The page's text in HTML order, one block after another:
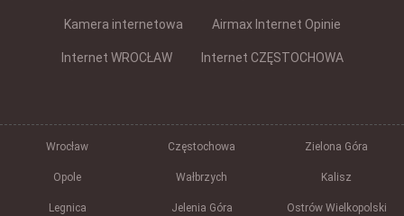
Kamera internetowa Airmax Internet Opinie
Internet WROCŁAW Internet CZĘSTOCHOWA
Wrocław Częstochowa Zielona Góra
Opole Wałbrzych Kalisz
Legnica Jelenia Góra Ostrów Wielkopolski